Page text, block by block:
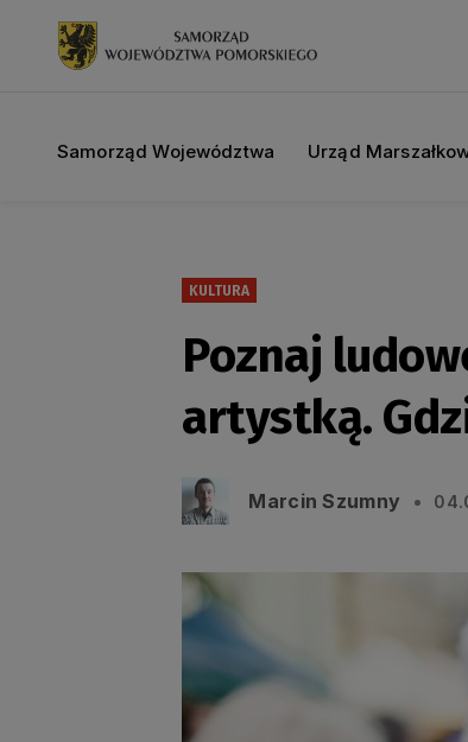
Samorząd Województwa Urząd
KULTURA
Poznaj
artystką.
Marcin Szumny